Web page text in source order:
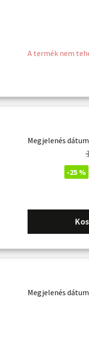
A termék nem
Megjelenés
-25 %
Megjelenés